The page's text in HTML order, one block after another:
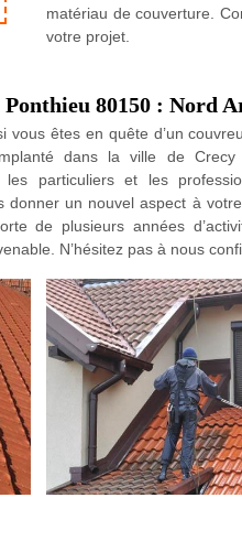
matériau de couverture.
votre projet.
80150 : Nord
vous êtes en quête d’un
dans la ville de Crecy
particuliers et les
un nouvel aspect à
de plusieurs années
N’hésitez pas à nous